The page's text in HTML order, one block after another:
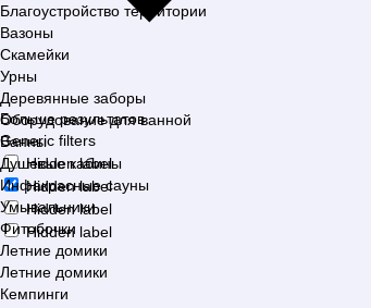
Больше результатов
Generic filters
Hidden label
Hidden label
Hidden label
Hidden label
Благоустройство территории
Вазоны
Скамейки
Урны
Деревянные заборы
Оборудование для ванной
Ванны
Душевые кабины
Инфакрасные сауны
Умывальники
Фитобочки
Летние домики
Летние домики
Кемпинги